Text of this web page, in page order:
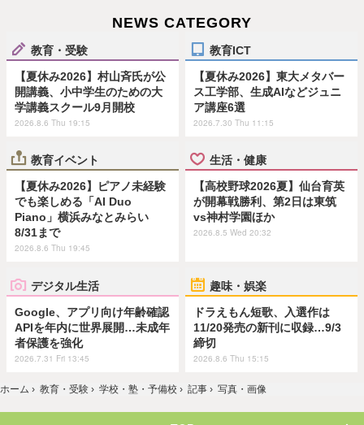
NEWS CATEGORY
教育・受験
【夏休み2026】村山斉氏が公
開講義、小中学生のための大
学講義スクール9月開校
2026.8.6 Thu 19:15
教育ICT
【夏休み2026】東大メタバー
ス工学部、生成AIなどジュニ
ア講座6選
2026.7.30 Thu 11:15
教育イベント
【夏休み2026】ピアノ未経験
でも楽しめる「AI Duo
Piano」横浜みなとみらい
8/31まで
2026.8.6 Thu 19:45
生活・健康
【高校野球2026夏】仙台育英
が開幕戦勝利、第2日は東筑
vs神村学園ほか
2026.8.5 Wed 20:32
デジタル生活
Google、アプリ向け年齢確認
APIを年内に世界展開…未成年
者保護を強化
2026.7.31 Fri 13:45
趣味・娯楽
ドラえもん短歌、入選作は
11/20発売の新刊に収録…9/3
締切
2026.8.6 Thu 15:15
ホーム › 教育・受験 › 学校・塾・予備校 › 記事 › 写真・画像